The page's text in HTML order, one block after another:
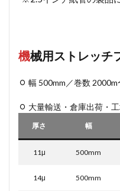
機械用ストレッチ
幅 500mm／巻数
大量輸送・倉庫出荷・
厚さ 幅
11μ 500mm
14μ 500mm